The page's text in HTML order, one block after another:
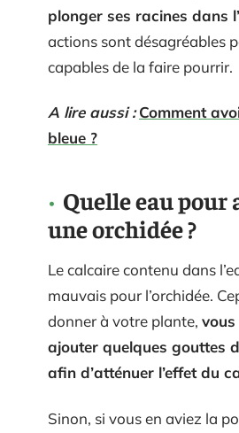
plonger ses racines dans
actions sont désagréables
capables de la faire pourrir.
A lire aussi : Comment
bleue ?
Quelle eau pour
une orchidée ?
Le calcaire contenu dans
mauvais pour l’orchidée.
donner à votre plante,
ajouter quelques gouttes
afin d’atténuer l’effet du
Sinon, si vous en aviez la